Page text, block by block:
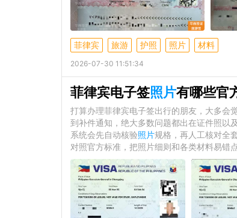
菲律宾 旅游 护照 照片 材料
2026-07-30 11:51:34
菲律宾电子签照片有哪些官
打算办理菲律宾电子签出行的朋友，大多会
到补件通知，绝大多数问题都出在证件照以
系统会先自动核验照片规格，再人工核对全
对照官方标准，把照片细则和各类材料易错